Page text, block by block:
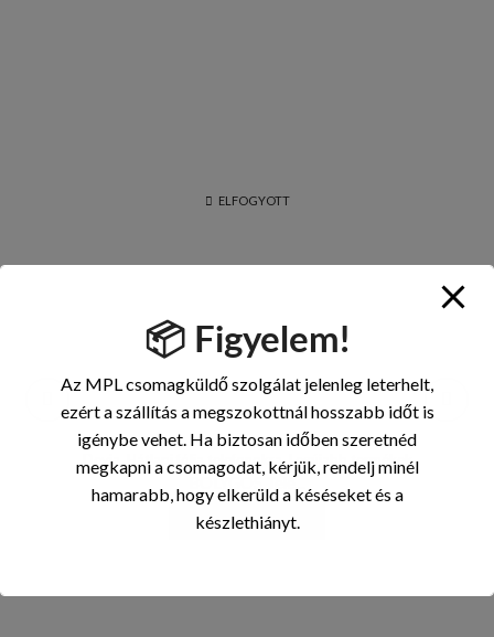
ELFOGYOTT
Devia Hátlapi fólia telefonokra, Legújabb termékek
BOLYGÓS Tele...
BEJELENTKEZÉS
📦 Figyelem!
Az MPL csomagküldő szolgálat jelenleg leterhelt,
ezért a szállítás a megszokottnál hosszabb időt is
igénybe vehet. Ha biztosan időben szeretnéd
megkapni a csomagodat, kérjük, rendelj minél
hamarabb, hogy elkerüld a késéseket és a
készlethiányt.